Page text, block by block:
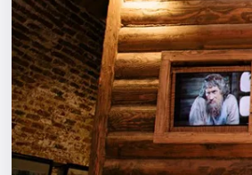
События
Города
Площадки
Артисты